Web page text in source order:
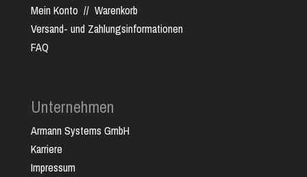
Mein Konto // Warenkorb
Versand- und Zahlungsinformationen
FAQ
Unternehmen
Armann Systems GmbH
Karriere
Impressum